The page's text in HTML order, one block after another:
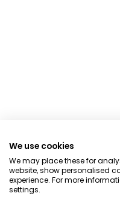
We use cookies
We may place these for
website, show personalised
experience. For more
settings.